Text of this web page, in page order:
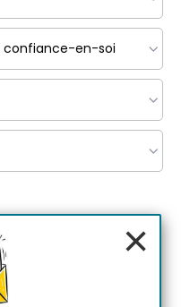
confiance-en-soi
×